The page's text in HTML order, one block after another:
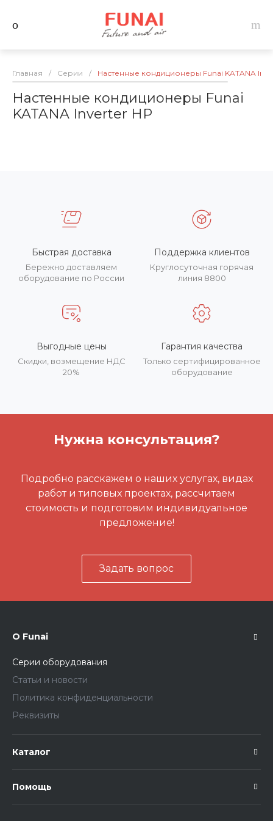
Главная / Серии / Настенные кондиционеры Funai KATANA
Настенные кондиционеры Funai
KATANA Inverter HP
Быстрая доставка
Бережно доставляем
оборудование по России
Поддержка клиентов
Круглосуточная горячая
линия 8800
Выгодные цены
Скидки, возмещение НДС
20%
Гарантия качества
Только сертифицированное
оборудование
Нужна консультация?
Подробно расскажем о наших услугах, видах
работ и типовых проектах, рассчитаем
стоимость и подготовим индивидуальное
предложение!
Задать вопрос
О Funai
Серии оборудования
Статьи и новости
Политика конфиденциальности
Реквизиты
Каталог
Помощь